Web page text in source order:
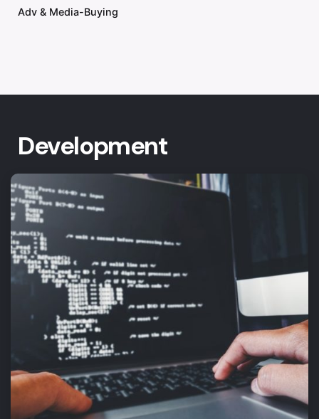
Adv & Media-Buying
Development